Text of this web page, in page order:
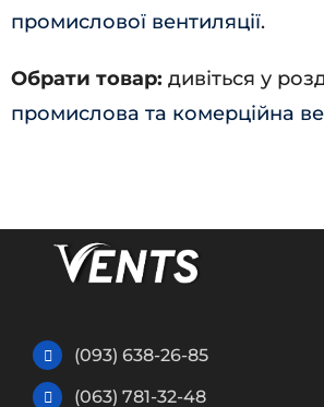
промислової вентиляції.
Обрати товар: дивіться у
промислова та комерційна
(093) 638-26-85
(063) 781-32-48